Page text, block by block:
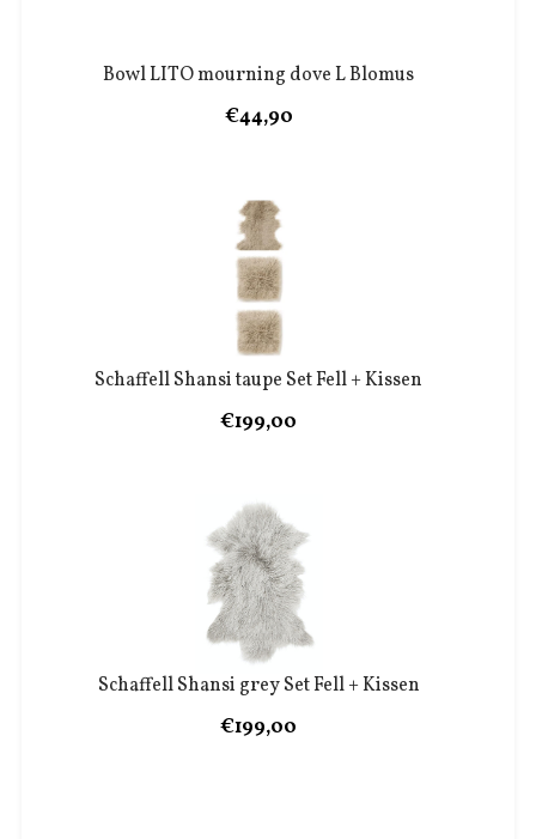
Bowl LITO mourning dove L Blomus
€44,90
Schaffell Shansi taupe Set Fell + Kissen
€199,00
Schaffell Shansi grey Set Fell + Kissen
€199,00